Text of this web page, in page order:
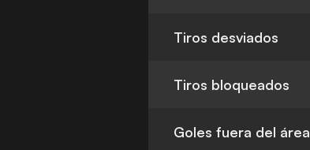
Tiros desviados
Tiros bloqueados
Goles fuera del área